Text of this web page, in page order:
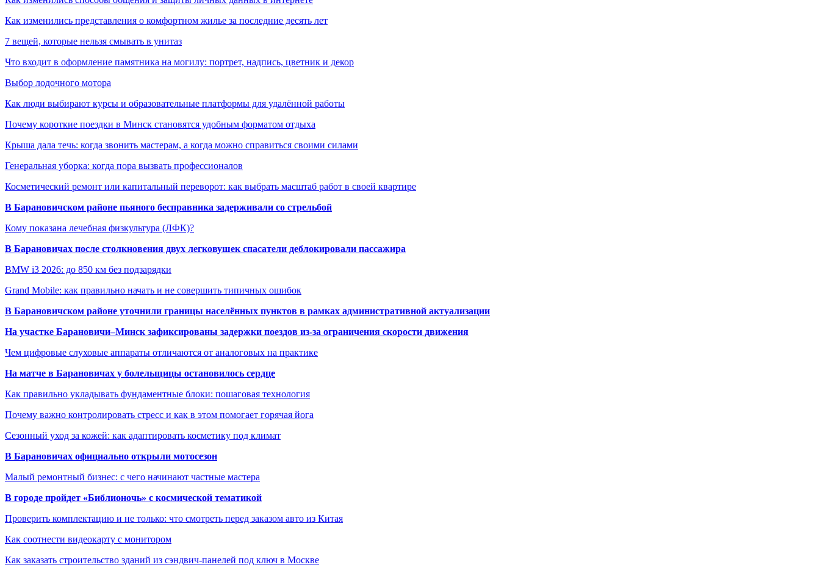
Как изменились представления о комфортном жилье за последние десять лет
7 вещей, которые нельзя смывать в унитаз
Что входит в оформление памятника на могилу: портрет, надпись, цветник и декор
Выбор лодочного мотора
Как люди выбирают курсы и образовательные платформы для удалённой работы
Почему короткие поездки в Минск становятся удобным форматом отдыха
Крыша дала течь: когда звонить мастерам, а когда можно справиться своими силами
Генеральная уборка: когда пора вызвать профессионалов
Косметический ремонт или капитальный переворот: как выбрать масштаб работ в своей квартире
В Барановичском районе пьяного бесправника задерживали со стрельбой
Кому показана лечебная физкультура (ЛФК)?
В Барановичах после столкновения двух легковушек спасатели деблокировали пассажира
BMW i3 2026: до 850 км без подзарядки
Grand Mobile: как правильно начать и не совершить типичных ошибок
В Барановичском районе уточнили границы населённых пунктов в рамках административной актуализации
На участке Барановичи–Минск зафиксированы задержки поездов из-за ограничения скорости движения
Чем цифровые слуховые аппараты отличаются от аналоговых на практике
На матче в Барановичах у болельщицы остановилось сердце
Как правильно укладывать фундаментные блоки: пошаговая технология
Почему важно контролировать стресс и как в этом помогает горячая йога
Сезонный уход за кожей: как адаптировать косметику под климат
В Барановичах официально открыли мотосезон
Малый ремонтный бизнес: с чего начинают частные мастера
В городе пройдет «Библионочь» с космической тематикой
Проверить комплектацию и не только: что смотреть перед заказом авто из Китая
Как соотнести видеокарту с монитором
Как заказать строительство зданий из сэндвич-панелей под ключ в Москве